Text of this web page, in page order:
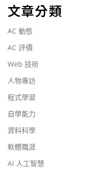
文章分類
AC 動態
AC 評價
Web 技術
人物專訪
程式學習
自學能力
資料科學
軟體職涯
AI 人工智慧